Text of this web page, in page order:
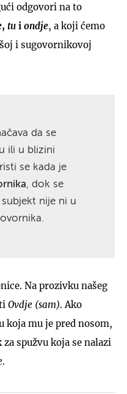
odgovori na to
, tu i ondje, a koji ćemo
i sugovornikovoj
da se
ili u blizini
se kada je
, dok se
nije ni u
Na prozivku našeg
Ovdje (sam). Ako
koja mu je pred nosom,
za spužvu koja se nalazi
.